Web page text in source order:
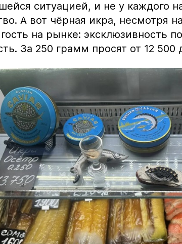
ситуацией, и не у каждого
А вот чёрная икра, несмотря
на рынке: эксклюзивность
За 250 грамм просят от 12 500